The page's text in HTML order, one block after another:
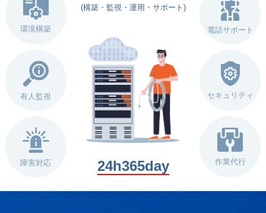
(構築・監視・運用・サポート)
24h365day
環境構築
有人監視
障害対応
電話サポート
セキュリティ
作業代行